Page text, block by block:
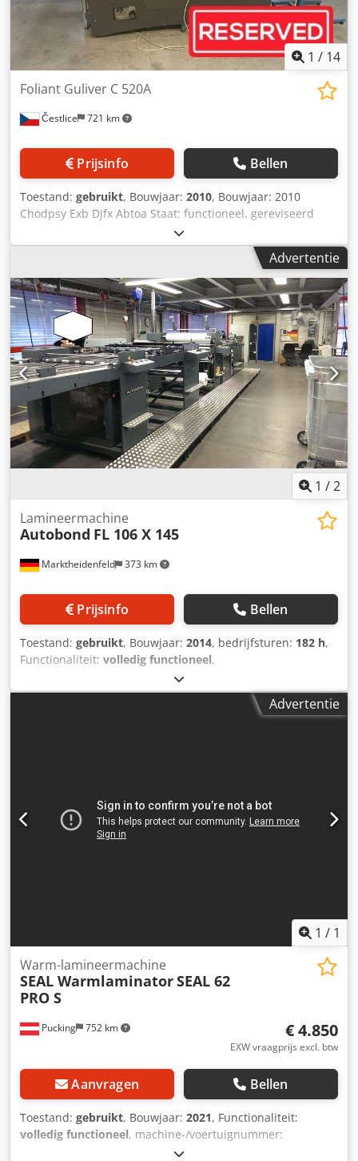
1 / 14
Čestlice 721 km
Foliant Guliver C 520A
Prijsinfo Bellen
Toestand: gebruikt, Bouwjaar: 2010, Bouwjaar: 2010
Chodpsy Exb Djfx Abtoa Staat: functioneel, gereviseerd
Foliant Gulliver C 520 A – automatische invoer en scheiding
- maximaal formaat: 520 mm (breedte) x 720 mm (lengte) -
snelheidsregeling: 0–15 m/min - temperatuurregeling: 80–
140°C - automatische toevoer met vacuümband -
automatische separator - pneumatische pers
Advertentie
1 /2
Marktheidenfeld 373 km
Lamineermachine
Autobond FL 106 X 145
Prijsinfo Bellen
Toestand: gebruikt, Bouwjaar: 2014, bedrijfsturen: 182 h,
Functionaliteit: volledig functioneel,
1404392
driefasig, ingangsspanning:380 V, Wij bieden deze
gebruikte Autobond FL 106 X 145 laminatiemachine,
Nominale spanning: 380/415 + N V Patentnummer:
Bouwjaar: 2014 Als u vragen heeft of meer informatie
nodig heeft, kunt u ons een bericht sturen of ons bellen.
Advertentie
1 / 1
Pucking 752 km
Warm-lamineermachine
SEAL WarmlaminatorSEAL 62
PRO S
€ 4.850
EXW vraagprijs excl. btw
Aanvragen Bellen
Toestand: gebruikt, Bouwjaar: 2021, Functionaliteit:
volledig functioneel, machine-/voertuignummer:
, totaalgewicht:540 kg